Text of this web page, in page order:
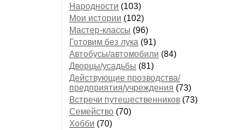
Народности (103)
Мои истории (102)
Мастер-классы (96)
Готовим без лука (91)
Автобусы/автомобили (84)
Дворцы/усадьбы (81)
Действующие прозводства/
предприятия/учреждения (73)
Встречи путешественников (73)
Семейство (70)
Хобби (70)